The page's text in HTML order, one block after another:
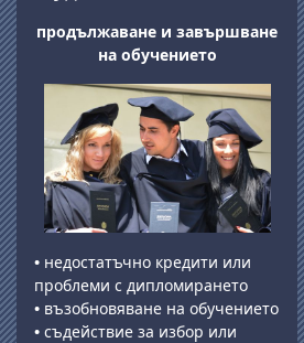
продължаване и завършване
на обучението
• недостатъчно кредити или
проблеми с дипломирането
• възобновяване на обучението
• съдействие за избор или